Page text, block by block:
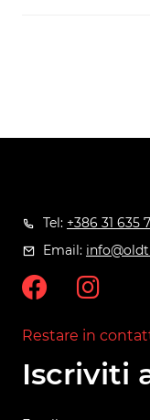
Tel: +386 31 635
Email:
Restare in
Iscriviti